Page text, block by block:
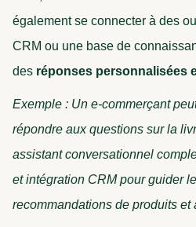
également se connecter à des
CRM ou une base de
des réponses personnalisées
Exemple : Un e-commerçant
répondre aux questions sur la
assistant conversationnel
et intégration CRM pour guider
recommandations de produits et